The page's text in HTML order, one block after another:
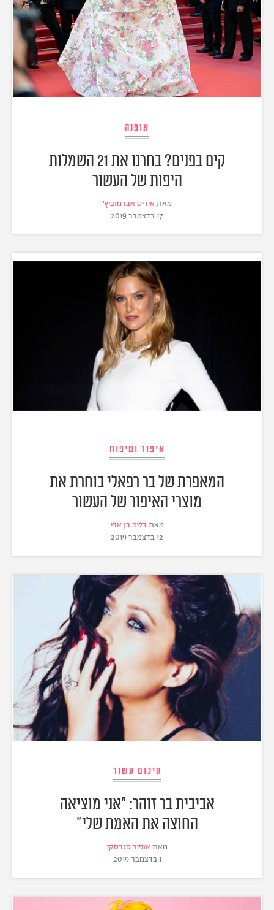
אופנה
קים בפנים? בחרנו את 21 השמלות
היפות של העשור
מאת איריס אברמוביץ'
17 בדצמבר 2019
איפור וטיפוח
המאפרת של בר רפאלי בוחרת את
מוצרי האיפור של העשור
מאת דליה בן ארי
12 בדצמבר 2019
סיכום עשור
אביבית בר זוהר: "אני מוציאה
החוצה את האמת שלי"
מאת אופיר סגרסקי
1 בדצמבר 2019